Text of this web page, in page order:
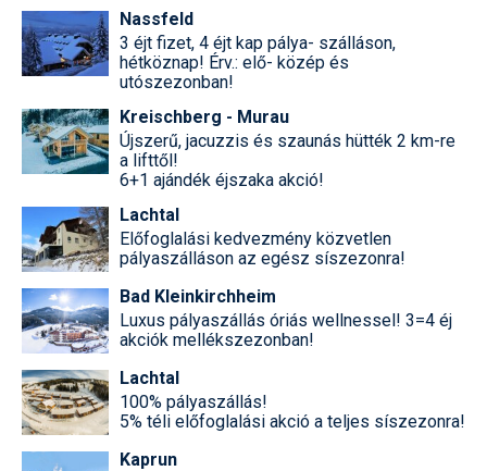
Nassfeld
3 éjt fizet, 4 éjt kap pálya- szálláson,
hétköznap! Érv.: elő- közép és
utószezonban!
Kreischberg - Murau
Újszerű, jacuzzis és szaunás hütték 2 km-re
a lifttől!
6+1 ajándék éjszaka akció!
Lachtal
Előfoglalási kedvezmény közvetlen
pályaszálláson az egész síszezonra!
Bad Kleinkirchheim
Luxus pályaszállás óriás wellnessel! 3=4 éj
akciók mellékszezonban!
Lachtal
100% pályaszállás!
5% téli előfoglalási akció a teljes síszezonra!
Kaprun